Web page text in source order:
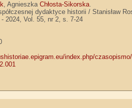
, AgnieszkaChłosta-Sikorska.
dydaktyce historii / Stanisław
2024, Vol. 55, nr 2, s. 7-24
index.php/